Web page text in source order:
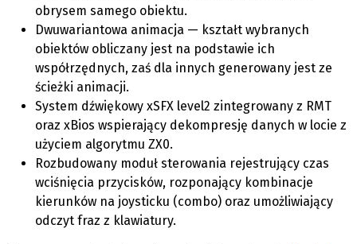
obrysem samego obiektu.
Dwuwariantowa animacja — kształt wybranych
obiektów obliczany jest na podstawie ich
współrzędnych, zaś dla innych generowany jest ze
ścieżki animacji.
System dźwiękowy xSFX level2 zintegrowany z RMT
oraz xBios wspierający dekompresję danych w locie z
użyciem algorytmu ZX0.
Rozbudowany moduł sterowania rejestrujący czas
wciśnięcia przycisków, rozponający kombinacje
kierunków na joysticku (combo) oraz umożliwiający
odczyt fraz z klawiatury.